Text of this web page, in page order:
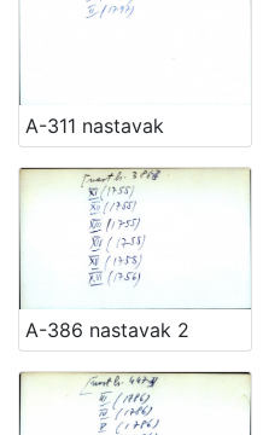
4
Zbirka Collegium
5714
Zbirke Antiqua (A) i
4723
A-311 nastavak
A-386 nastavak 2